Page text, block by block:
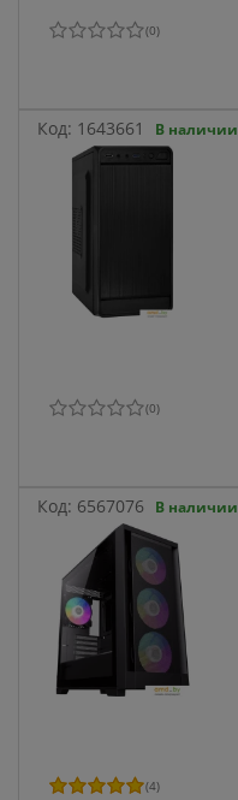
(0)
Код: 1643661 В наличии
(0)
Код: 6567076 В наличии
(4)